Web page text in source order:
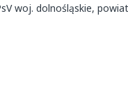
woj. dolnośląskie,